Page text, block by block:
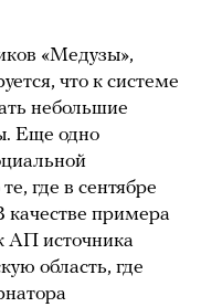
«Медузы»,
что к системе
небольшие
Еще одно
где в сентябре
качестве примера
АП источника
область, где